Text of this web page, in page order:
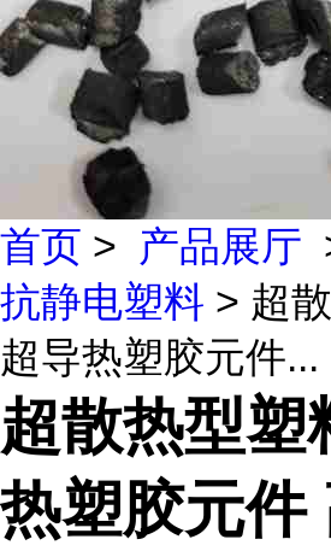
首页 > 产品展厅
抗静电塑料 > 超
超导热塑胶元件...
超散热型塑
热塑胶元件